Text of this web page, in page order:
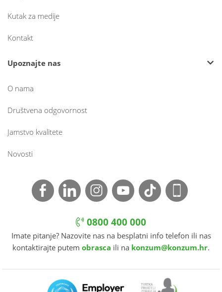
Kutak za medije
Kontakt
Upoznajte nas
O nama
Društvena odgovornost
Jamstvo kvalitete
Novosti
0800 400 000
Imate pitanje? Nazovite nas na besplatni info telefon ili nas
kontaktirajte putem obrasca ili na konzum@konzum.hr.